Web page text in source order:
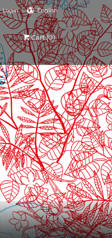
Login English
Cart (0)